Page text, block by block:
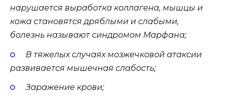
нарушается выработка коллагена, мышцы и
кожа становятся дряблыми и слабыми,
болезнь называют синдромом Марфана;
В тяжелых случаях мозжечковой атаксии
развивается мышечная слабость;
Заражение крови;